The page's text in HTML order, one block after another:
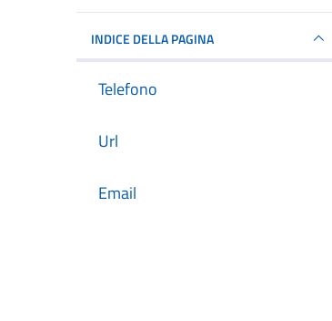
INDICE DELLA PAGINA
Telefono
Url
Email